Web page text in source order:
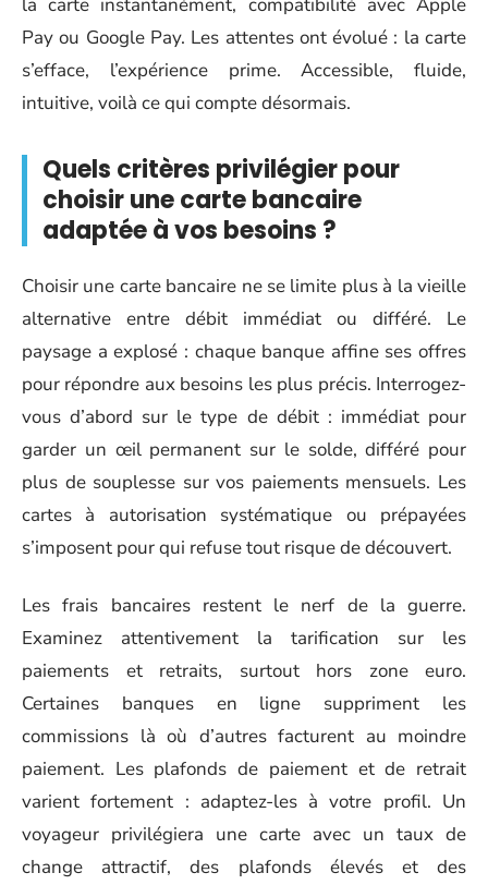
Pay ou Google Pay. Les attentes ont évolué : la carte
s’efface, l’expérience prime. Accessible, fluide,
intuitive, voilà ce qui compte désormais.
Quels critères privilégier pour
choisir une carte bancaire
adaptée à vos besoins ?
Choisir une carte bancaire ne se limite plus à la vieille
alternative entre débit immédiat ou différé. Le
paysage a explosé : chaque banque affine ses offres
pour répondre aux besoins les plus précis. Interrogez-
vous d’abord sur le type de débit : immédiat pour
garder un œil permanent sur le solde, différé pour
plus de souplesse sur vos paiements mensuels. Les
cartes à autorisation systématique ou prépayées
s’imposent pour qui refuse tout risque de découvert.
Les frais bancaires restent le nerf de la guerre.
Examinez attentivement la tarification sur les
paiements et retraits, surtout hors zone euro.
Certaines banques en ligne suppriment les
commissions là où d’autres facturent au moindre
paiement. Les plafonds de paiement et de retrait
varient fortement : adaptez-les à votre profil. Un
voyageur privilégiera une carte avec un taux de
change attractif, des plafonds élevés et des